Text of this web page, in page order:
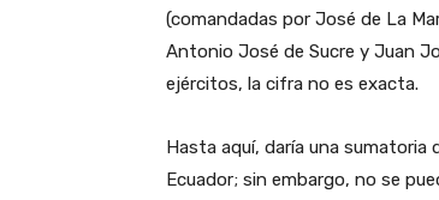
(comandadas por José de La
Antonio José de Sucre y Juan
ejércitos, la cifra no es exacta.
Hasta aquí, daría una
Ecuador; sin embargo, no se